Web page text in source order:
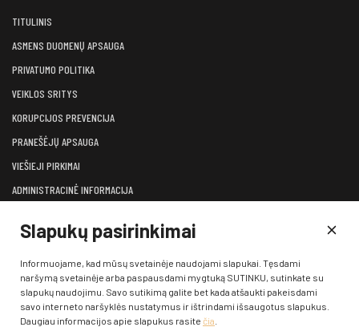
Slapukų pasirinkimai
Informuojame, kad mūsų svetainėje naudojami slapukai. Tęsdami
naršymą svetainėje arba paspausdami mygtuką SUTINKU, sutinkate su
slapukų naudojimu. Savo sutikimą galite bet kada atšaukti pakeisdami
savo interneto naršyklės nustatymus ir ištrindami išsaugotus slapukus.
Daugiau informacijos apie slapukus rasite čia
TITULINIS
ASMENS DUOMENŲ APSAUGA
PRIVATUMO POLITIKA
VEIKLOS SRITYS
KORUPCIJOS PREVENCIJA
PRANEŠĖJŲ APSAUGA
VIEŠIEJI PIRKIMAI
ADMINISTRACINĖ INFORMACIJA
ATVIRI DUOMENYS
KONSULTAVIMASIS SU VISUOMENE
KONTAKTAI